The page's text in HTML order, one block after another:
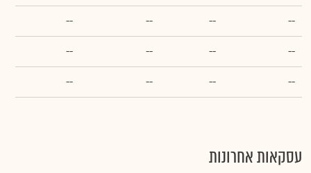
--
--
--
--
--
--
--
--
--
--
--
--
עסקאות אחרונות